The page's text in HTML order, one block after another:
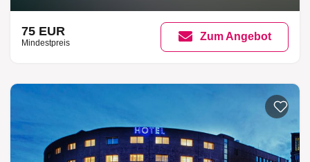
75 EUR
Mindestpreis
Zum Angebot